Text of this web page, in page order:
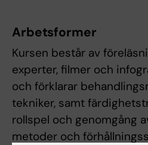
Arbetsformer
Kursen består av
experter, filmer och
och förklarar
tekniker, samt
rollspel och genomgång
metoder och